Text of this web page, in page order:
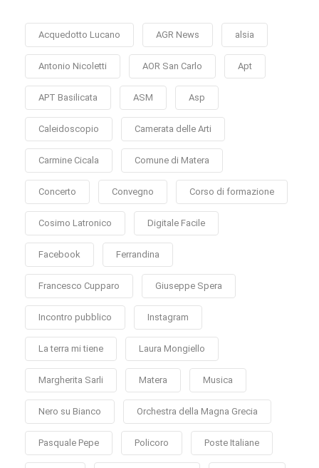
Acquedotto Lucano AGR News alsia
Antonio Nicoletti AOR San Carlo Apt
APT Basilicata ASM Asp
Caleidoscopio Camerata delle Arti
Carmine Cicala Comune di Matera
Concerto Convegno Corso di formazione
Cosimo Latronico Digitale Facile
Facebook Ferrandina
Francesco Cupparo Giuseppe Spera
Incontro pubblico Instagram
La terra mi tiene Laura Mongiello
Margherita Sarli Matera Musica
Nero su Bianco Orchestra della Magna Grecia
Pasquale Pepe Policoro Poste Italiane